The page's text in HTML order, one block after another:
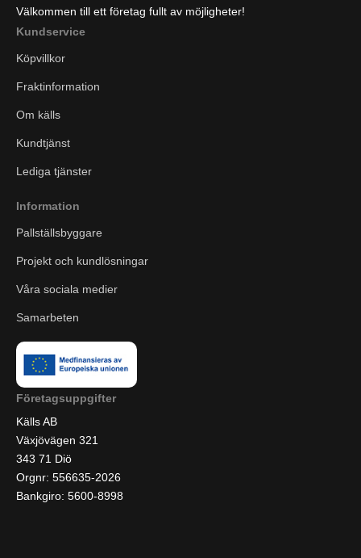
Välkommen till ett företag fullt av möjligheter!
Kundservice
Köpvillkor
Fraktinformation
Om källs
Kundtjänst
Lediga tjänster
Information
Pallställsbyggare
Projekt och kundlösningar
Våra sociala medier
Samarbeten
Företagsuppgifter
Källs AB
Växjövägen 321
343 71 Diö
Orgnr: 556635-2026
Bankgiro: 5600-8998